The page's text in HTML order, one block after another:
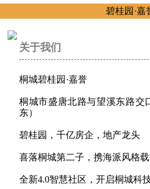
碧桂园·嘉
关于我们
桐城碧桂园·嘉誉
桐城市盛唐北路与望溪东路交
东）
碧桂园，千亿房企，地产龙头
喜落桐城第二子，携海派风格
全新4.0智慧社区，开启桐城科